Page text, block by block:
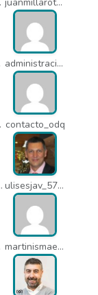
administracion_pua
contacto_odq
ulisesjav_5758
martinismaelima_qbd